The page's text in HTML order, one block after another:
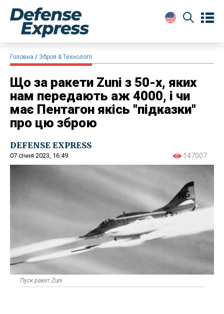
Головна Зброя & Технології
Що за ракети Zuni з 50-х, яких
нам передають аж 4000, і чи
має Пентагон якісь "підказки"
про цю зброю
DEFENSE EXPRESS
07 січня 2023, 16:49 147007
Пуск ракет Zuni